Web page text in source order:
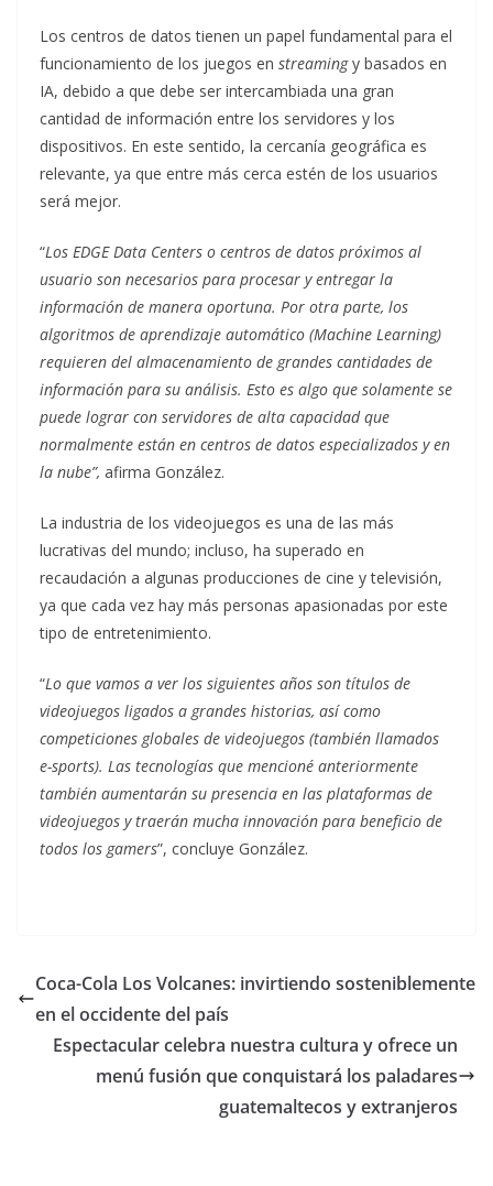
Los centros de datos tienen un papel fundamental para el
funcionamiento de los juegos en streamingy basados en
IA, debido a que debe ser intercambiada una gran
cantidad de información entre los servidores y los
dispositivos. En este sentido, la cercanía geográfica es
relevante, ya que entre más cerca estén de los usuarios
será mejor.
“Los EDGE Data Centers o centros de datos próximos al
usuario son necesarios para procesar y entregar la
información de manera oportuna. Por otra parte, los
algoritmos de aprendizaje automático (Machine Learning)
requieren del almacenamiento de grandes cantidades de
información para su análisis. Esto es algo que solamente se
puede lograr con servidores de alta capacidad que
normalmente están en centros de datos especializados y en
la nube”, afirma González.
La industria de los videojuegos es una de las más
lucrativas del mundo; incluso, ha superado en
recaudación a algunas producciones de cine y televisión,
ya que cada vez hay más personas apasionadas por este
tipo de entretenimiento.
“Lo que vamos a ver los siguientes años son títulos de
videojuegos ligados a grandes historias, así como
competiciones globales de videojuegos (también llamados
e-sports). Las tecnologías que mencioné anteriormente
también aumentarán su presencia en las plataformas de
videojuegos y traerán mucha innovación para beneficio de
todos los gamers”, concluye González.
Coca-Cola Los Volcanes: invirtiendo sosteniblemente
en el occidente del país
Espectacular celebra nuestra cultura y ofrece un
menú fusión que conquistará los paladares
guatemaltecos y extranjeros